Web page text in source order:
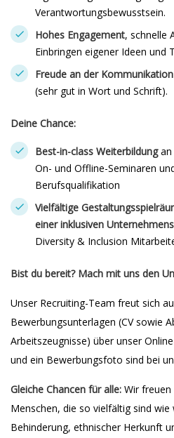
Verantwortungsbewusstsein.
Hohes Engagement, schnelle
Einbringen eigener Ideen und
Freude an der Kommunikation
(sehr gut in Wort und Schrift).
Deine Chance:
Best-in-class Weiterbildungan
On- und Offline-Seminaren
Berufsqualifikation
Vielfältige
einer inklusiven
Diversity & Inclusion
Bist du bereit? Mach mit uns den
Unser Recruiting-Team freut sich
Bewerbungsunterlagen (CV sowie
Arbeitszeugnisse) über unser
und ein Bewerbungsfoto sind bei
Gleiche Chancen für alle: Wir
Menschen, die so vielfältig sind
Behinderung, ethnischer Herkunft